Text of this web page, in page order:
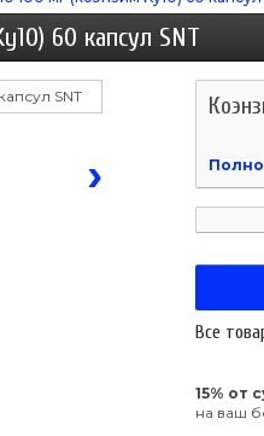
60 капсул SNT
›
Все
15% от
на ваш